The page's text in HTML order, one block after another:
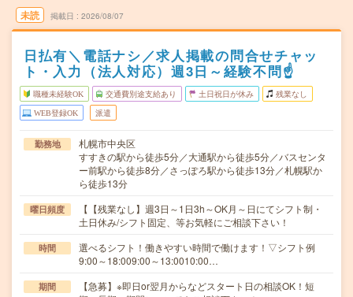
未読 掲載日 2026/08/07
日払有＼電話ナシ／求人掲載の問合せチャッ
ト・入力（法人対応）週3日～経験不問☝
職種未経験OK 交通費別途支給あり 土日祝日が休み 残業なし
WEB登録OK 派遣
勤務地
札幌市中央区
すすきの駅から徒歩5分／大通駅から徒歩5分／バスセンタ
ー前駅から徒歩8分／さっぽろ駅から徒歩13分／札幌駅か
ら徒歩13分
曜日頻度
【【残業なし】週3日～1日3h～OK月～日にてシフト制・
土日休み/シフト固定、等お気軽にご相談下さい！
時間
選べるシフト！働きやすい時間で働けます！▽シフト例
9:00～18:009:00～13:0010:00…
期間
【急募】※即日or翌月からなどスタート日の相談OK！短